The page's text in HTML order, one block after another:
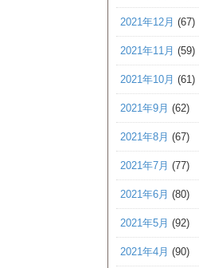
2021年12月 (67)
2021年11月 (59)
2021年10月 (61)
2021年9月 (62)
2021年8月 (67)
2021年7月 (77)
2021年6月 (80)
2021年5月 (92)
2021年4月 (90)